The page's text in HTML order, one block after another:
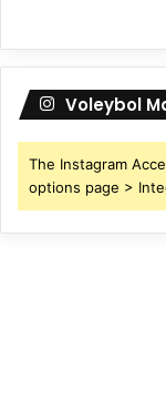
Voleybol
The Instagram
options page >